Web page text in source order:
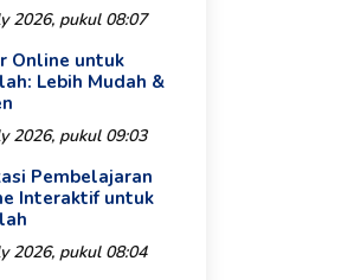
2026, pukul 08:07
Online untuk
Lebih Mudah &
2026, pukul 09:03
Pembelajaran
Interaktif untuk
2026, pukul 08:04